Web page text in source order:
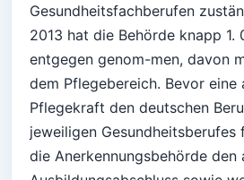
Gesundheitsfachberufen
2013 hat die Behörde knapp 1.
entgegen genom-men, davon
dem Pflegebereich. Bevor eine
Pflegekraft den deutschen
jeweiligen Gesundheitsberufes
die Anerkennungsbehörde den